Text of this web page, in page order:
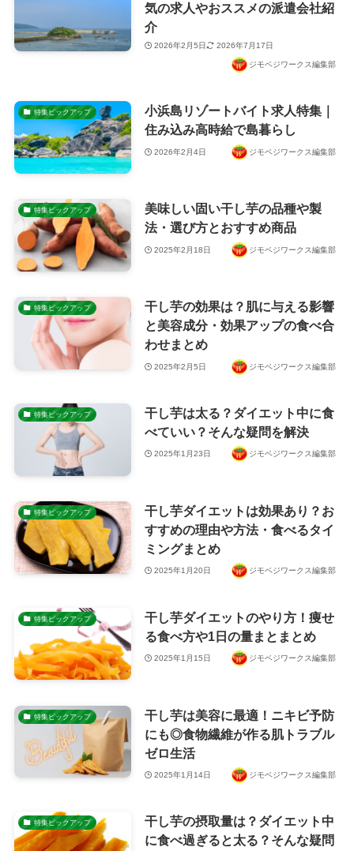
気の求人やおススメの派遣会社紹
介
2026年2月5日 2026年7月17日
ジモベジワークス編集部
特集ピックアップ
小浜島リゾートバイト求人特集｜
住み込み高時給で島暮らし
2026年2月4日 ジモベジワークス編集部
特集ピックアップ
美味しい固い干し芋の品種や製
法・選び方とおすすめ商品
2025年2月18日 ジモベジワークス編集部
特集ピックアップ
干し芋の効果は？肌に与える影響
と美容成分・効果アップの食べ合
わせまとめ
2025年2月5日 ジモベジワークス編集部
特集ピックアップ
干し芋は太る？ダイエット中に食
べていい？そんな疑問を解決
2025年1月23日 ジモベジワークス編集部
特集ピックアップ
干し芋ダイエットは効果あり？お
すすめの理由や方法・食べるタイ
ミングまとめ
2025年1月20日 ジモベジワークス編集部
特集ピックアップ
干し芋ダイエットのやり方！痩せ
る食べ方や1日の量まとまとめ
2025年1月15日 ジモベジワークス編集部
特集ピックアップ
干し芋は美容に最適！ニキビ予防
にも◎食物繊維が作る肌トラブル
ゼロ生活
2025年1月14日 ジモベジワークス編集部
特集ピックアップ
干し芋の摂取量は？ダイエット中
に食べ過ぎると太る？そんな疑問